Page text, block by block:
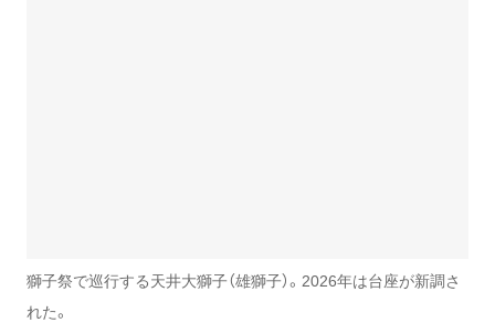
獅子祭で巡行する天井大獅子（雄獅子）。2026年は台座が新調さ
れた。